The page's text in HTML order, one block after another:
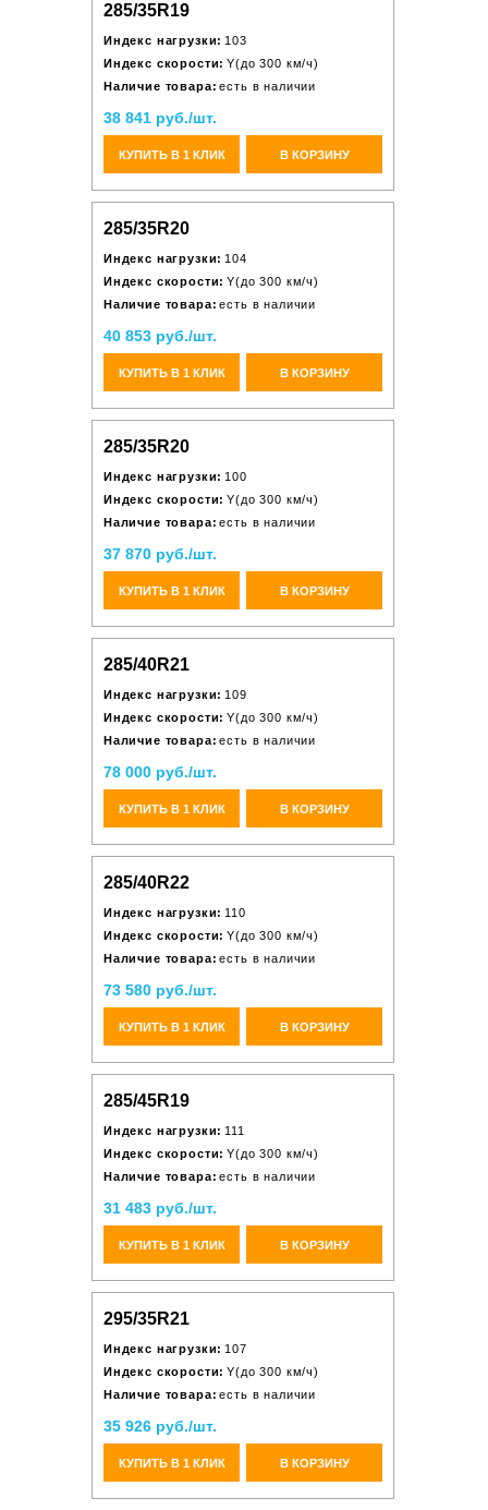
285/35R19
Индекс нагрузки: 103
Индекс скорости: Y(до 300 км/ч)
Наличие товара: есть в наличии
38 841 руб./шт.
КУПИТЬ В 1 КЛИК В КОРЗИНУ
285/35R20
Индекс нагрузки: 104
Индекс скорости: Y(до 300 км/ч)
Наличие товара: есть в наличии
40 853 руб./шт.
КУПИТЬ В 1 КЛИК В КОРЗИНУ
285/35R20
Индекс нагрузки: 100
Индекс скорости: Y(до 300 км/ч)
Наличие товара: есть в наличии
37 870 руб./шт.
КУПИТЬ В 1 КЛИК В КОРЗИНУ
285/40R21
Индекс нагрузки: 109
Индекс скорости: Y(до 300 км/ч)
Наличие товара: есть в наличии
78 000 руб./шт.
КУПИТЬ В 1 КЛИК В КОРЗИНУ
285/40R22
Индекс нагрузки: 110
Индекс скорости: Y(до 300 км/ч)
Наличие товара: есть в наличии
73 580 руб./шт.
КУПИТЬ В 1 КЛИК В КОРЗИНУ
285/45R19
Индекс нагрузки: 111
Индекс скорости: Y(до 300 км/ч)
Наличие товара: есть в наличии
31 483 руб./шт.
КУПИТЬ В 1 КЛИК В КОРЗИНУ
295/35R21
Индекс нагрузки: 107
Индекс скорости: Y(до 300 км/ч)
Наличие товара: есть в наличии
35 926 руб./шт.
КУПИТЬ В 1 КЛИК В КОРЗИНУ